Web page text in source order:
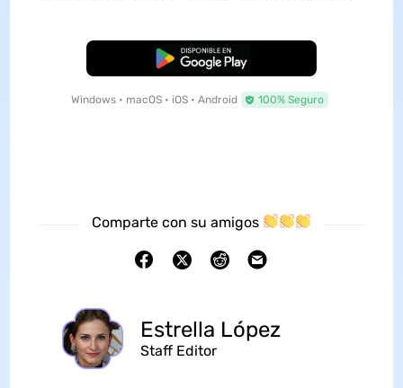
Descarga Gratuita
Windows • macOS • iOS • Android 100% Seguro
Comparte con su amigos
Estrella López
Staff Editor